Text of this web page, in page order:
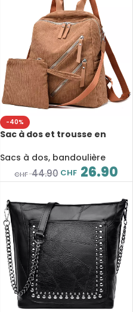
-40%
Sac à dos et trousse en
capacité
Sacs à dos, bandoulière
CHF44.90 CHF 26.90